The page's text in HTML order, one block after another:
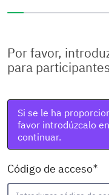
Por favor,
para
Si se le ha
favor introdúzcalo
continuar.
Código de acceso